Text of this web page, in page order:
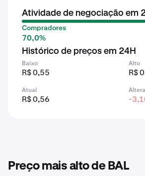
Atividade de negociação em
Compradores
70,0%
Histórico de preços em 24H
Baixo
R$ 0,55
Alto
R$
Atual
R$ 0,56 -
Preço mais alto de BAL